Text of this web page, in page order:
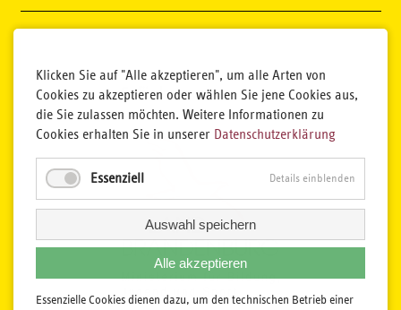
Klicken Sie auf "Alle akzeptieren", um alle Arten von
Cookies zu akzeptieren oder wählen Sie jene Cookies aus,
die Sie zulassen möchten. Weitere Informationen zu
Cookies erhalten Sie in unserer Datenschutzerklärung
Essenziell Details einblenden
Auswahl speichern
Alle akzeptieren
Essenzielle Cookies dienen dazu, um den technischen Betrieb einer